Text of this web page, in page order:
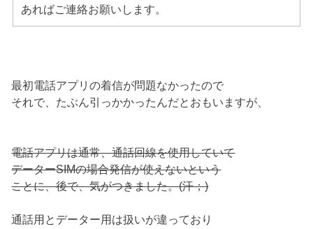
あればご連絡お願いします。
最初電話アプリの着信が問題なかったので
それで、たぶん引っかかったんだとおもいますが、
電話アプリは通常、通話回線を使用していて
データーSIMの場合発信が使えないという
ことに、後で、気がつきました。(汗；)
通話用とデーター用は扱いが違っており